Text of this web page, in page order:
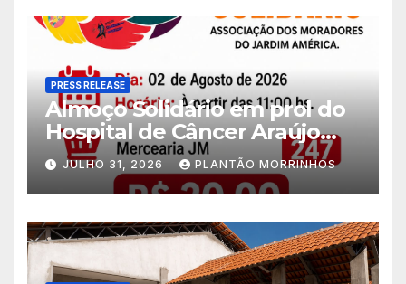
PRESS RELEASE
Almoço Solidário em prol do
Hospital de Câncer Araújo
Jorge é realizado no Jardim
América
JULHO 31, 2026 PLANTÃO MORRINHOS